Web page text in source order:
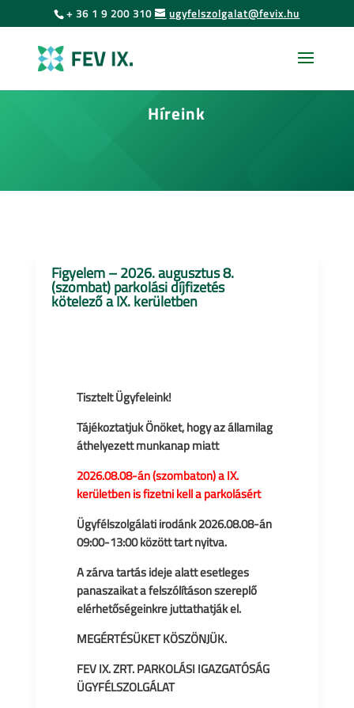
az
tartalmához
+ 36 1 9 200 310 ugyfelszolgalat@fevix.hu
Híreink
Figyelem – 2026. augusztus 8.
(szombat) parkolási díjfizetés
kötelező a IX. kerületben
Tisztelt Ügyfeleink!
Tájékoztatjuk Önöket, hogy az államilag
áthelyezett munkanap miatt
2026.08.08-án (szombaton) a IX.
kerületben is fizetni kell a parkolásért
Ügyfélszolgálati irodánk 2026.08.08-án
09:00-13:00 között tart nyitva.
A zárva tartás ideje alatt esetleges
panaszaikat a felszólításon szereplő
elérhetőségeinkre juttathatják el.
MEGÉRTÉSÜKET KÖSZÖNJÜK.
FEV IX. ZRT. PARKOLÁSI IGAZGATÓSÁG
ÜGYFÉLSZOLGÁLAT